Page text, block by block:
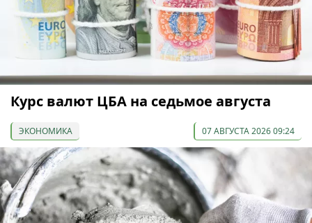
Курс валют ЦБА на седьмое августа
ЭКОНОМИКА 07 АВГУСТА 2026 09:24